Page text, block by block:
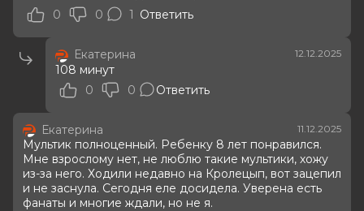
0
0 1 Ответить
Екатерина 12.12.2025
108 минут
0
0 Ответить
Екатерина 11.12.2025
Мультик полноценный. Ребенку 8 лет понравился.
Мне взрослому нет, не люблю такие мультики, хожу
из-за него. Ходили недавно на Кролецып, вот зацепил
и не заснула. Сегодня еле досидела. Уверена есть
фанаты и многие ждали, но не я.